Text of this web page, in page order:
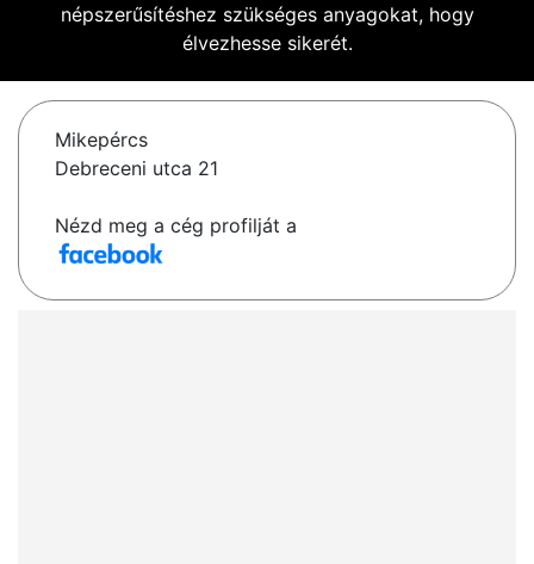
népszerűsítéshez szükséges anyagokat, hogy
élvezhesse sikerét.
Mikepércs
Debreceni utca 21
Nézd meg a cég profilját a